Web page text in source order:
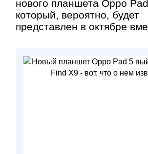
нового планшета Oppo
который, вероятно, будет
представлен в октябре